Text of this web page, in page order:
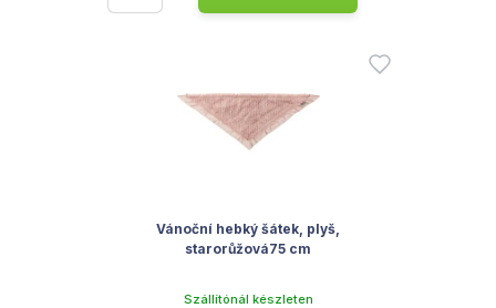
Vánoční hebký šátek, plyš,
starorůžová75 cm
Szállítónál készleten